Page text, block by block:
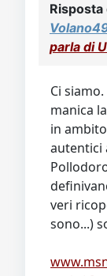
Risposta
parla di
Ci
manica
in
autentici
veri
sono...)